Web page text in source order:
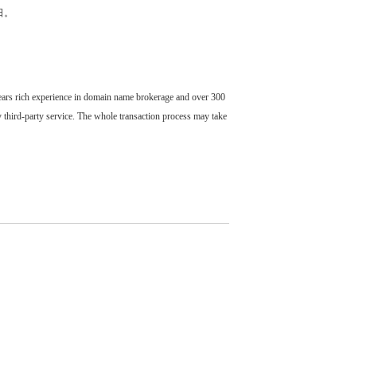
rich experience in domain name brokerage and over 300
party service. The whole transaction process may take